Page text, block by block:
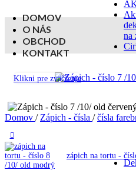
na
DOMOV
O NÁS
OBCHOD
KONTAKT
Klikni pre zväčšenie
Domov / Zápich - čísla / čísla
zápich na tortu -